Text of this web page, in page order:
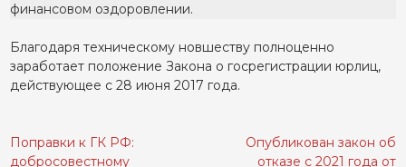
финансовом оздоровлении.
Благодаря техническому новшеству полноценно
заработает положение Закона о госрегистрации юрлиц,
действующее с 28 июня 2017 года.
Навигация
Поправки к ГК РФ:
добросовестному
Опубликован закон об
отказе с 2021 года от